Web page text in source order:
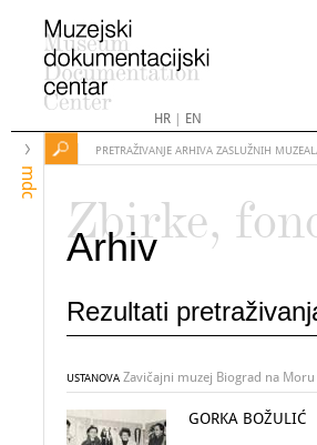
HR| EN
mdc
PRETRAŽIVANJE ARHIVA ZASLUŽNIH
Zbirke,
Arhiv
Rezultati
USTANOVA Zavičajni muzej Biograd na Moru
GORKA BOŽULIĆ